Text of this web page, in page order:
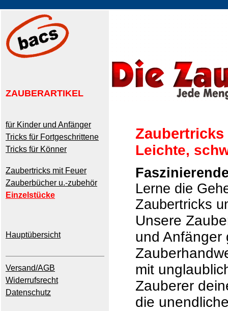
ZAUBERARTIKEL
für Kinder und Anfänger
Tricks für Fortgeschrittene
Tricks für Könner
Zaubertricks mit Feuer
Zauberbücher u.-zubehör
Einzelstücke
Hauptübersicht
Versand/AGB
Widerrufsrecht
Datenschutz
Leichte,
Lerne die
Zaubertricks
Unsere
und Anfänger
mit
Zauberer
die